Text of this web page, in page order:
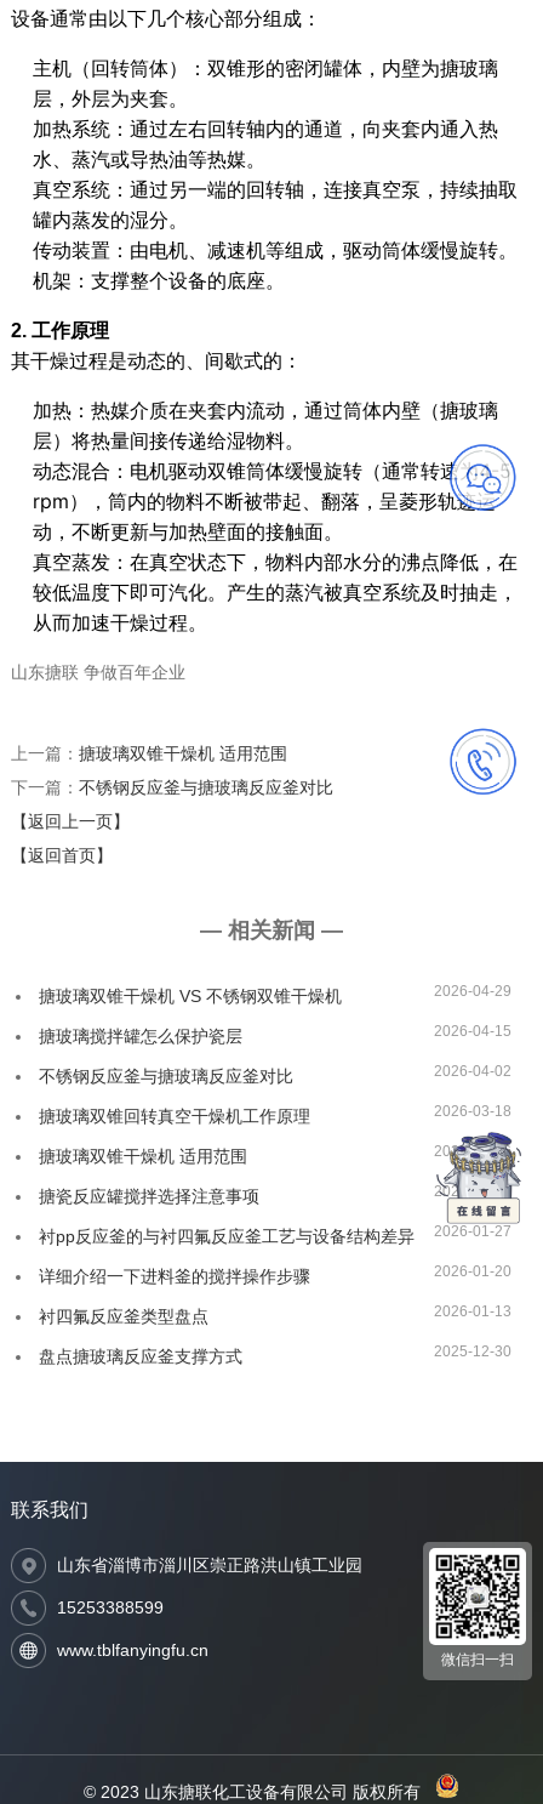
设备通常由以下几个核心部分组成：
主机（回转筒体）：双锥形的密闭罐体，内壁为搪玻璃
层，外层为夹套。
加热系统：通过左右回转轴内的通道，向夹套内通入热
水、蒸汽或导热油等热媒。
真空系统：通过另一端的回转轴，连接真空泵，持续抽取
罐内蒸发的湿分。
传动装置：由电机、减速机等组成，驱动筒体缓慢旋转。
机架：支撑整个设备的底座。
2. 工作原理
其干燥过程是动态的、间歇式的 ：
加热：热媒介质在夹套内流动，通过筒体内壁（搪玻璃
层）将热量间接传递给湿物料。
动态混合：电机驱动双锥筒体缓慢旋转（通常转速为4-5
rpm），筒内的物料不断被带起、翻落，呈菱形轨迹运
动，不断更新与加热壁面的接触面。
真空蒸发：在真空状态下，物料内部水分的沸点降低，在
较低温度下即可汽化。产生的蒸汽被真空系统及时抽走，
从而加速干燥过程。
山东搪联 争做百年企业
上一篇： 搪玻璃双锥干燥机 适用范围
下一篇： 不锈钢反应釜与搪玻璃反应釜对比
【返回上一页】
【返回首页】
— 相关新闻 —
搪玻璃双锥干燥机 VS 不锈钢双锥干燥机 2026-04-29
搪玻璃搅拌罐怎么保护瓷层 2026-04-15
不锈钢反应釜与搪玻璃反应釜对比 2026-04-02
搪玻璃双锥回转真空干燥机工作原理 2026-03-18
搪玻璃双锥干燥机 适用范围 2026-03-06
搪瓷反应罐搅拌选择注意事项 2026-02-09
衬pp反应釜的与衬四氟反应釜工艺与设备结构差异 2026-01-27
详细介绍一下进料釜的搅拌操作步骤 2026-01-20
衬四氟反应釜类型盘点 2026-01-13
盘点搪玻璃反应釜支撑方式 2025-12-30
联系我们
山东省淄博市淄川区崇正路洪山镇工业园
15253388599
www.tblfanyingfu.cn 微信扫一扫
© 2023 山东搪联化工设备有限公司 版权所有